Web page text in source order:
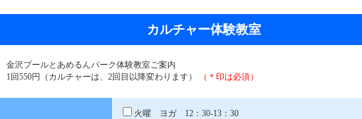
カルチャー体験教室
金沢プールとあめるんパーク体験教室ご案内
1回550円（カルチャーは、2回目以降変わります）
（＊印は必須）
火曜 ヨガ 12：30-13：30